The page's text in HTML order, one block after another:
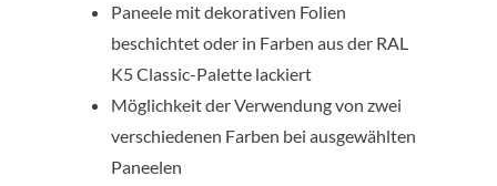
Paneele mit dekorativen Folien
beschichtet oder in Farben aus der RAL
K5 Classic-Palette lackiert
Möglichkeit der Verwendung von zwei
verschiedenen Farben bei ausgewählten
Paneelen